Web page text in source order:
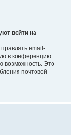
войти на
email-
в конференцию
возможность. Это
почтовой